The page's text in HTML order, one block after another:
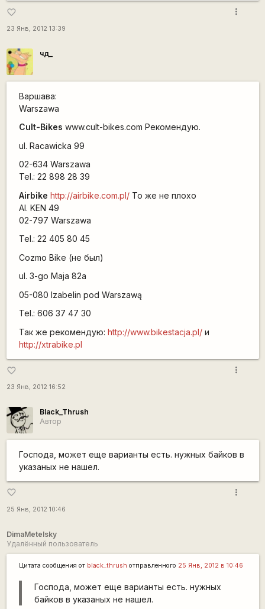
favorite_border
23 Янв, 2012 13:39
more_vert
чд_
Варшава:
Warszawa
Cult-Bikes www.cult-bikes.com Рекомендую.
ul. Racawicka 99
02-634 Warszawa
Tel.: 22 898 28 39
Airbike http://airbike.com.pl/То же не плохо
Al. KEN 49
02-797 Warszawa
Tel.: 22 405 80 45
Cozmo Bike (не был)
ul. 3-go Maja 82a
05-080 Izabelin pod Warszawą
Tel.: 606 37 47 30
Так же рекомендую: http://www.bikestacja.pl/и
http://xtrabike.pl
favorite_border
23 Янв, 2012 16:52
more_vert
Black_Thrush
Автор
Господа, может еще варианты есть. нужных байков в
указаных не нашел.
favorite_border
25 Янв, 2012 10:46
more_vert
DimaMetelsky
Удалённый пользователь
Цитата сообщения от black_thrush отправленного 25 Янв, 2012 в 10:46
Господа, может еще варианты есть. нужных
байков в указаных не нашел.